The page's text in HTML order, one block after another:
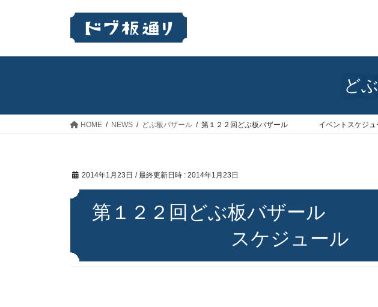
ど
HOME NEWS どぶ板バザール 第１２２回どぶ板バザール イベントスケジュ
2014年1月23日 / 最終更新日時 : 2014年1月23日
第１２２回どぶ板バザー
スケジュール